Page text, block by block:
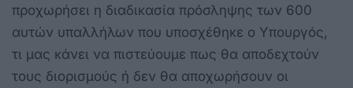
προχωρήσει η διαδικασία πρόσληψης των 600
αυτών υπαλλήλων που υποσχέθηκε ο Υπουργός,
τι μας κάνει να πιστεύουμε πως θα αποδεχτούν
τους διορισμούς ή δεν θα αποχωρήσουν οι